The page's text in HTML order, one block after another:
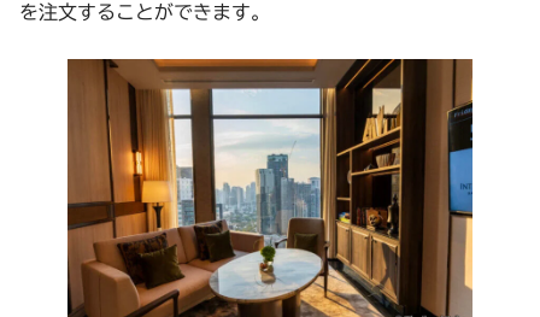
を注文することができます。